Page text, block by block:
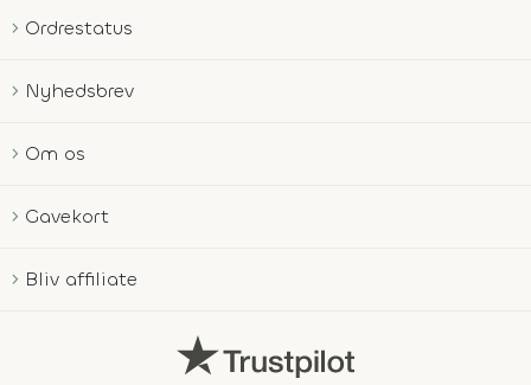
Ordrestatus
Nyhedsbrev
Om os
Gavekort
Bliv affiliate